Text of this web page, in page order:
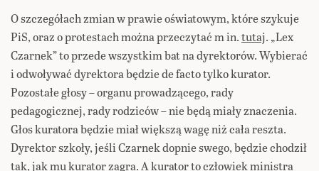
O szczegółach zmian w prawie oświatowym, które szykuje
PiS, oraz o protestach można przeczytać m in.tutaj. „Lex
Czarnek” to przede wszystkim bat na dyrektorów. Wybierać
i odwoływać dyrektora będzie de facto tylko kurator.
Pozostałe głosy – organu prowadzącego, rady
pedagogicznej, rady rodziców – nie będą miały znaczenia.
Głos kuratora będzie miał większą wagę niż cała reszta.
Dyrektor szkoły, jeśli Czarnek dopnie swego, będzie chodził
tak, jak mu kurator zagra. A kurator to człowiek ministra